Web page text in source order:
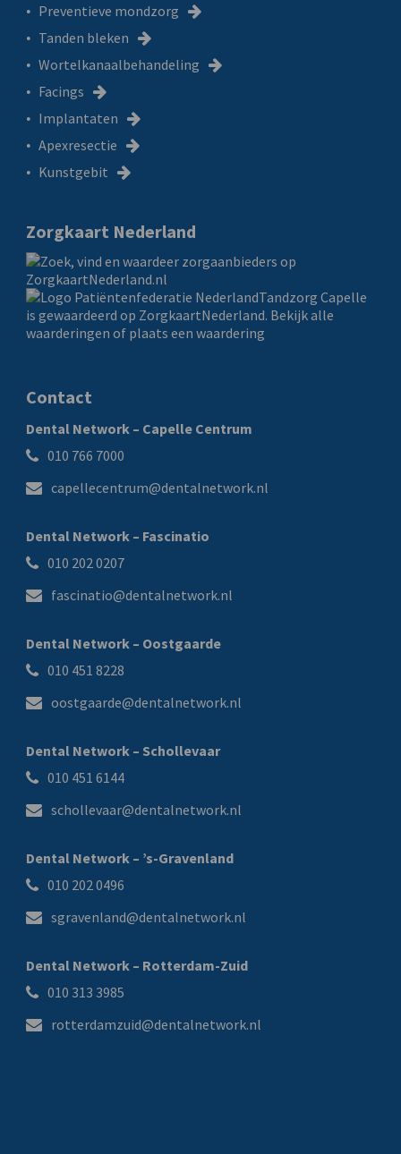
Preventieve mondzorg
Tanden bleken
Wortelkanaalbehandeling
Facings
Implantaten
Apexresectie
Kunstgebit
Zorgkaart Nederland
Tandzorg Capelle
is gewaardeerd op ZorgkaartNederland. Bekijk alle
waarderingen of plaats een waardering
Contact
Dental Network – Capelle Centrum
010 766 7000
capellecentrum@dentalnetwork.nl
Dental Network – Fascinatio
010 202 0207
fascinatio@dentalnetwork.nl
Dental Network – Oostgaarde
010 451 8228
oostgaarde@dentalnetwork.nl
Dental Network – Schollevaar
010 451 6144
schollevaar@dentalnetwork.nl
Dental Network – ’s-Gravenland
010 202 0496
sgravenland@dentalnetwork.nl
Dental Network – Rotterdam-Zuid
010 313 3985
rotterdamzuid@dentalnetwork.nl